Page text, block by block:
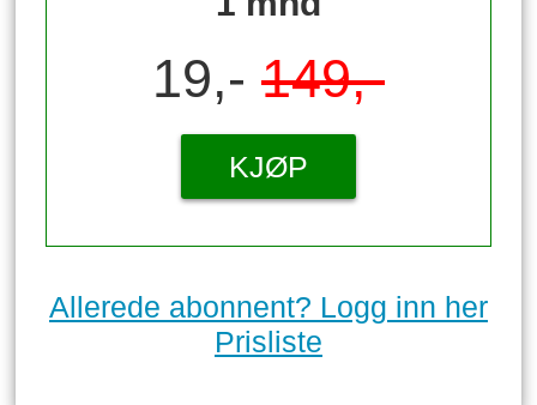
19,- 149,-
KJØP
Allerede abonnent? Logg inn her
Prisliste